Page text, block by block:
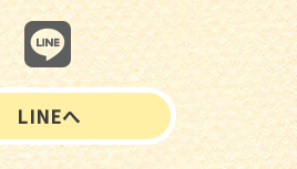
LINEへ